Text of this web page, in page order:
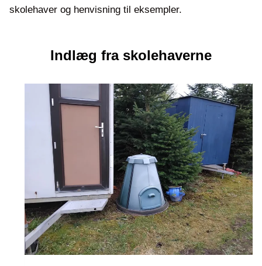
skolehaver og henvisning til eksempler.
Indlæg fra skolehaverne